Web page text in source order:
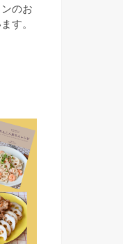
のお
す。